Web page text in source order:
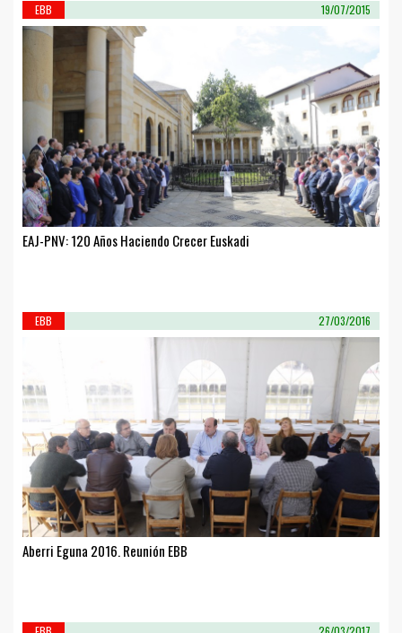
EBB 19/07/2015
EAJ-PNV: 120 Años Haciendo Crecer Euskadi
EBB 27/03/2016
Aberri Eguna 2016. Reunión EBB